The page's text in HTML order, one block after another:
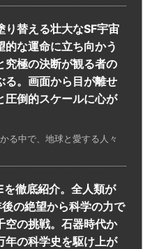
り替える壮大なSF宇宙
的な運命に立ち向かう
究極の決断が観る者の
る。画面から目が離せ
圧倒的スケールに心が
る中で、地球と愛する人々
徹底紹介。全人類が
の絶望から科学の力で
空の挑戦。石器時代か
年の科学史を駆け上が